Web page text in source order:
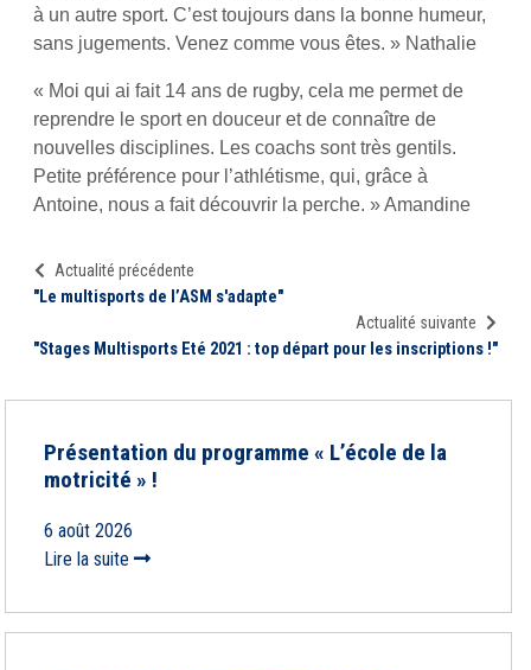
à un autre sport. C’est toujours dans la bonne humeur,
sans jugements. Venez comme vous êtes. » Nathalie
« Moi qui ai fait 14 ans de rugby, cela me permet de
reprendre le sport en douceur et de connaître de
nouvelles disciplines. Les coachs sont très gentils.
Petite préférence pour l’athlétisme, qui, grâce à
Antoine, nous a fait découvrir la perche. » Amandine
Actualité précédente
"Le multisports de l’ASM s'adapte"
Actualité suivante
"Stages Multisports Eté 2021 : top départ pour les inscriptions !"
Présentation du programme « L’école de la
motricité » !
6 août 2026
Lire la suite